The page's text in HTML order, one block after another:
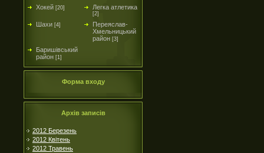
Хокей [20] Легка атлетика
[2]
Шахи [4]
Переяслав-
Хмельницький
район [3]
Баришівський
район [1]
Форма входу
Архів записів
2012 Березень
2012 Квітень
2012 Травень